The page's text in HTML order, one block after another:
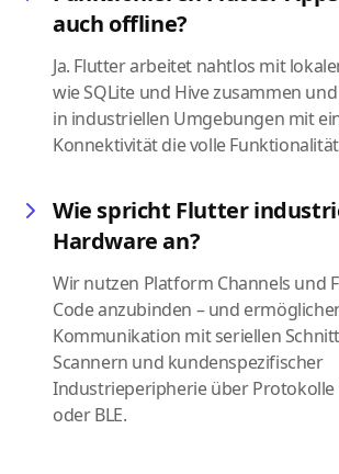
auch offline?
Ja. Flutter arbeitet nahtlos mit
wie SQLite und Hive zusammen
in industriellen Umgebungen mit
Konnektivität die volle Funktionalität
Wie spricht Flutter
Hardware an?
Wir nutzen Platform Channels und
Code anzubinden – und
Kommunikation mit seriellen
Scannern und kundenspezifischer
Industrieperipherie über
oder BLE.